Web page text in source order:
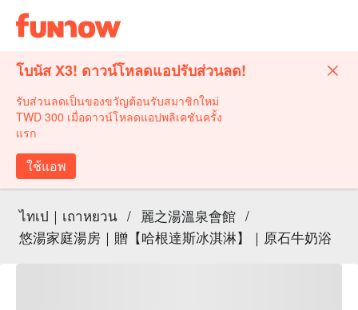
โบนัส X3! ดาวน์โหลดแอปรับส่วนลด!
รับส่วนลดเป็นของขวัญต้อนรับสมาชิกใหม่
TWD 300 เมื่อดาวน์โหลดแอปพลิเคชันครั้ง
แรก
ใช้แอพ
ไทเป｜เถาหยวน / 麗之湯溫泉會館 /
悠湯家庭湯房｜贈【哈根達斯冰淇淋】｜原石牛奶浴